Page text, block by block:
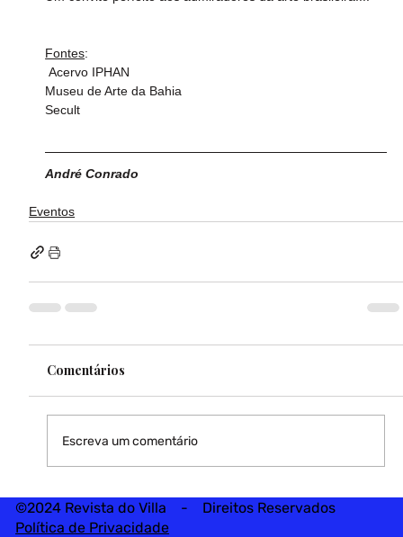
Fontes:
Acervo IPHAN
Museu de Arte da Bahia
Secult
André Conrado
Eventos
Comentários
Escreva um comentário
©2024 Revista do Villa - Direitos Reservados
Política de Privacidade